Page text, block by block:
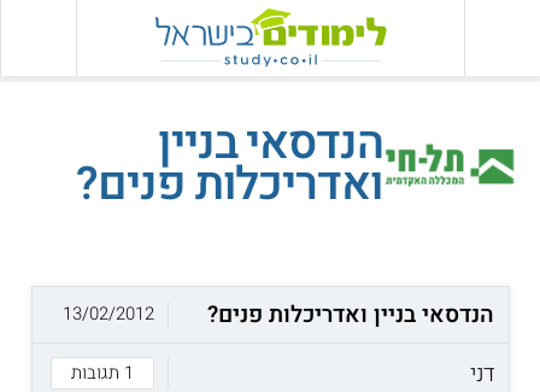
הנדסאי בניין
ואדריכלות פנים?
הנדסאי בניין ואדריכלות פנים?
דני
1 תגובות
13/02/2012